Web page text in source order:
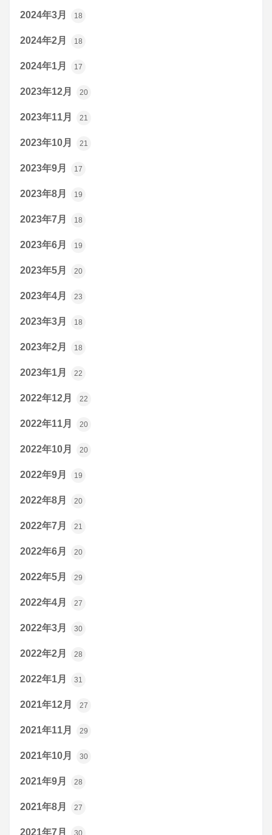
2024年3月 18
2024年2月 18
2024年1月 17
2023年12月 20
2023年11月 21
2023年10月 21
2023年9月 17
2023年8月 19
2023年7月 18
2023年6月 19
2023年5月 20
2023年4月 23
2023年3月 18
2023年2月 18
2023年1月 22
2022年12月 22
2022年11月 20
2022年10月 20
2022年9月 19
2022年8月 20
2022年7月 21
2022年6月 20
2022年5月 29
2022年4月 27
2022年3月 30
2022年2月 28
2022年1月 31
2021年12月 27
2021年11月 29
2021年10月 30
2021年9月 28
2021年8月 27
2021年7月